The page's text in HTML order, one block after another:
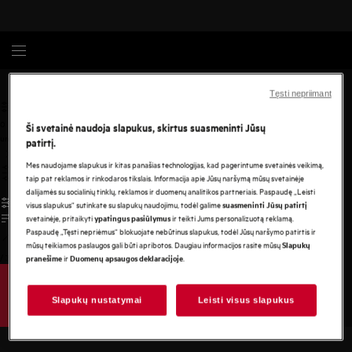
Ši svetainė naudoja slapukus, skirtus suasmeninti Jūsų
patirtį.
Mes naudojame slapukus ir kitas panašias technologijas, kad pagerintume svetainės veikimą,
taip pat reklamos ir rinkodaros tikslais. Informacija apie Jūsų naršymą mūsų svetainėje
dalijamės su socialinių tinklų, reklamos ir duomenų analitikos partneriais. Paspaudę „Leisti
visus slapukus“ sutinkate su slapukų naudojimu, todėl galimesuasmeninti Jūsų patirtį
svetainėje, pritaikytiypatingus pasiūlymusir teikti Jums personalizuotą reklamą.
Paspaudę „Tęsti nepriėmus“ blokuojate nebūtinus slapukus, todėl Jūsų naršymo patirtis ir
mūsų teikiamos paslaugos gali būti apribotos. Daugiau informacijos rasite mūsųSlapukų
pranešimeirDuomenų apsaugos deklaracijoje.
Slapukų nustatymai Leisti visus slapukus
Tęsti nepriimant